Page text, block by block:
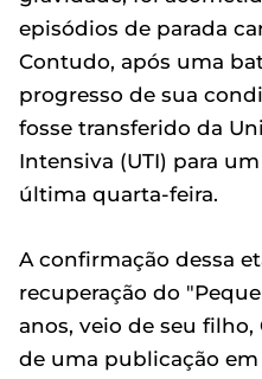
episódios de parada
Contudo, após uma
progresso de sua
fosse transferido da
Intensiva (UTI) para
última quarta-feira.
A confirmação dessa
recuperação do
anos, veio de seu
de uma publicação